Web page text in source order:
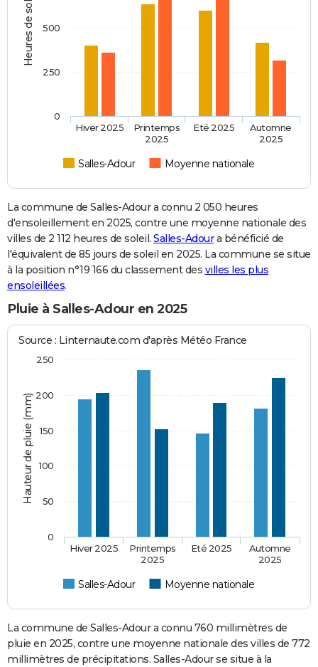
Heures de soleil
Salles-Adour Moyenne nationale
Hiver 2025
Printemps
2025
Eté 2025
Automne
2025
0
250
500
La commune de Salles-Adour a connu 2 050 heures
d'ensoleillement en 2025, contre une moyenne nationale des
villes de 2 112 heures de soleil. Salles-Adoura bénéficié de
l'équivalent de 85 jours de soleil en 2025. La commune se situe
à la position n°19 166 du classement des villes les plus
ensoleillées.
Pluie à Salles-Adour en 2025
Hauteur de pluie (mm)
Source : Linternaute.com d'après Météo France
Salles-Adour Moyenne nationale
Hiver 2025
Printemps
2025
Eté 2025
Automne
2025
0
50
100
150
200
250
La commune de Salles-Adour a connu 760 millimètres de
pluie en 2025, contre une moyenne nationale des villes de 772
millimètres de précipitations. Salles-Adour se situe à la